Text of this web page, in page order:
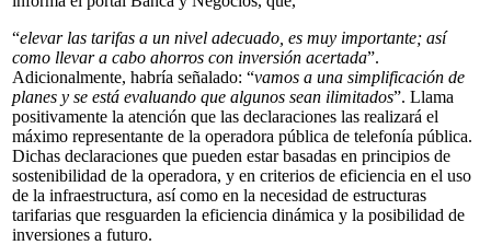
“elevar las tarifas a un nivel adecuado, es muy importante; así
como llevar a cabo ahorros con inversión acertada”.
Adicionalmente, habría señalado: “vamos a una simplificación de
planes y se está evaluando que algunos sean ilimitados”. Llama
positivamente la atención que las declaraciones las realizará el
máximo representante de la operadora pública de telefonía pública.
Dichas declaraciones que pueden estar basadas en principios de
sostenibilidad de la operadora, y en criterios de eficiencia en el uso
de la infraestructura, así como en la necesidad de estructuras
tarifarias que resguarden la eficiencia dinámica y la posibilidad de
inversiones a futuro.